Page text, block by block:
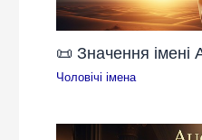
📜 Значення
Чоловічі імена